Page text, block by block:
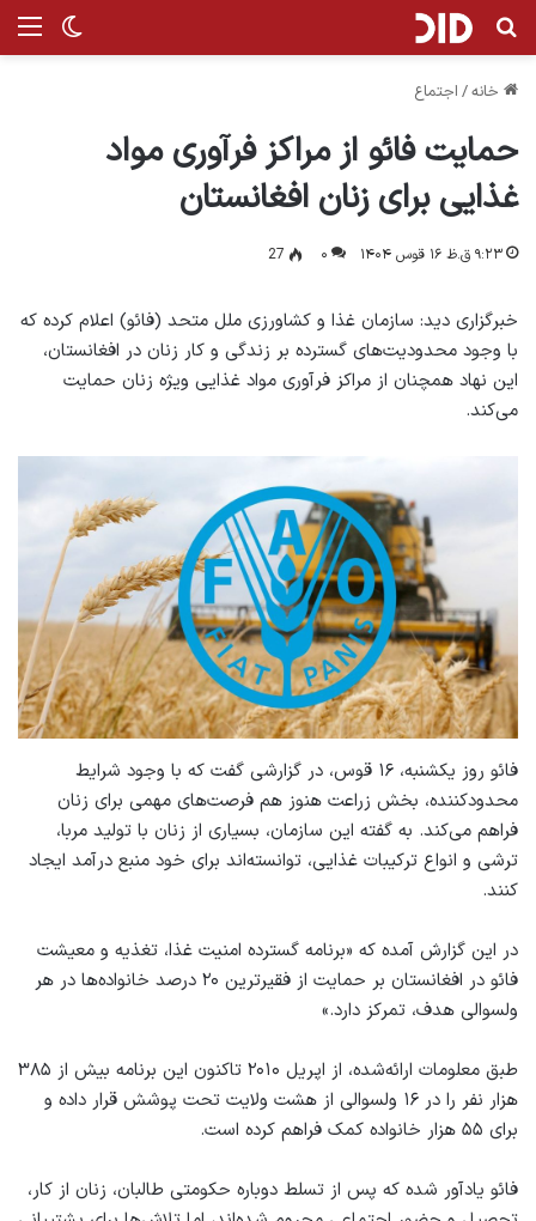
تغییر جستجو برای
خانه/ اجتماع
حمایت فائو از مراکز فرآوری مواد
غذایی برای زنان افغانستان
۹:۲۳ ق.ظ ۱۶ قوس ۱۴۰۴ ۰ 27
خبرگزاری دید: سازمان غذا و کشاورزی ملل متحد (فائو) اعلام کرده که
با وجود محدودیت‌های گسترده بر زندگی و کار زنان در افغانستان،
این نهاد همچنان از مراکز فرآوری مواد غذایی ویژه زنان حمایت
می‌کند.
فائو روز یکشنبه، ۱۶ قوس، در گزارشی گفت که با وجود شرایط
محدودکننده، بخش زراعت هنوز هم فرصت‌های مهمی برای زنان
فراهم می‌کند. به گفته این سازمان، بسیاری از زنان با تولید مربا،
ترشی و انواع ترکیبات غذایی، توانسته‌اند برای خود منبع درآمد ایجاد
کنند.
در این گزارش آمده که «برنامه گسترده امنیت غذا، تغذیه و معیشت
فائو در افغانستان بر حمایت از فقیرترین ۲۰ درصد خانواده‌ها در هر
ولسوالی هدف، تمرکز دارد.»
طبق معلومات ارائه‌شده، از اپریل ۲۰۱۰ تاکنون این برنامه بیش از ۳۸۵
هزار نفر را در ۱۶ ولسوالی از هشت ولایت تحت پوشش قرار داده و
برای ۵۵ هزار خانواده کمک فراهم کرده است.
فائو یادآور شده که پس از تسلط دوباره حکومتی طالبان، زنان از کار،